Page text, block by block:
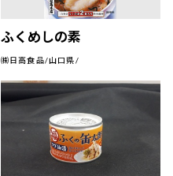
ふくめしの素
㈱日高食品/山口県/